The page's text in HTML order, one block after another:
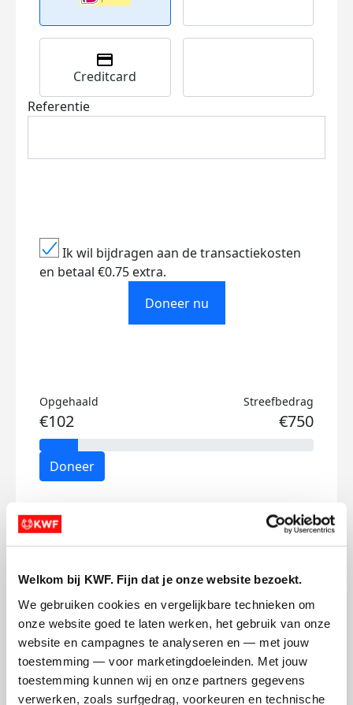
Welkom bij KWF. Fijn dat je onze website bezoekt.
We gebruiken cookies en vergelijkbare technieken om
onze website goed te laten werken, het gebruik van onze
website en campagnes te analyseren en — met jouw
toestemming — voor marketingdoeleinden. Met jouw
toestemming kunnen wij en onze partners gegevens
verwerken, zoals surfgedrag, voorkeuren en technische
Creditcard
Referentie
Ik wil bijdragen aan de transactiekosten
en betaal €0.75 extra.
Doneer nu
Opgehaald
€102
Streefbedrag
€750
Doneer